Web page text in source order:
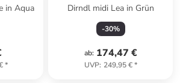
in Aqua
*
Dirndl midi Lea in Grün
-30%
ab: 174,47 €
UVP: 249,95 €*